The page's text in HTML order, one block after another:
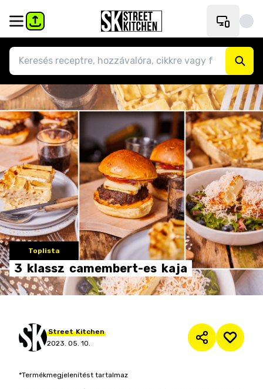
Toplista
3 klassz camembert-es kaja
Street Kitchen
2023. 05. 10.
*Termékmegjelenítést tartalmaz